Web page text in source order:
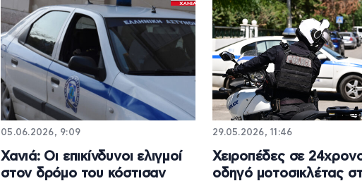
05.06.2026, 9:09
Χανιά: Οι επικίνδυνοι ελιγμοί
στον δρόμο του κόστισαν
29.05.2026, 11:46
Χειροπέδες σε
οδηγό μοτοσικλέτας